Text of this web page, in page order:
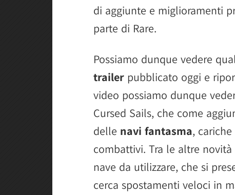
di aggiunte e miglioramenti
parte di Rare.
Possiamo dunque vedere
trailer pubblicato oggi e
video possiamo dunque
Cursed Sails, che come
delle navi fantasma, cariche
combattivi. Tra le altre
nave da utilizzare, che si
cerca spostamenti veloci in